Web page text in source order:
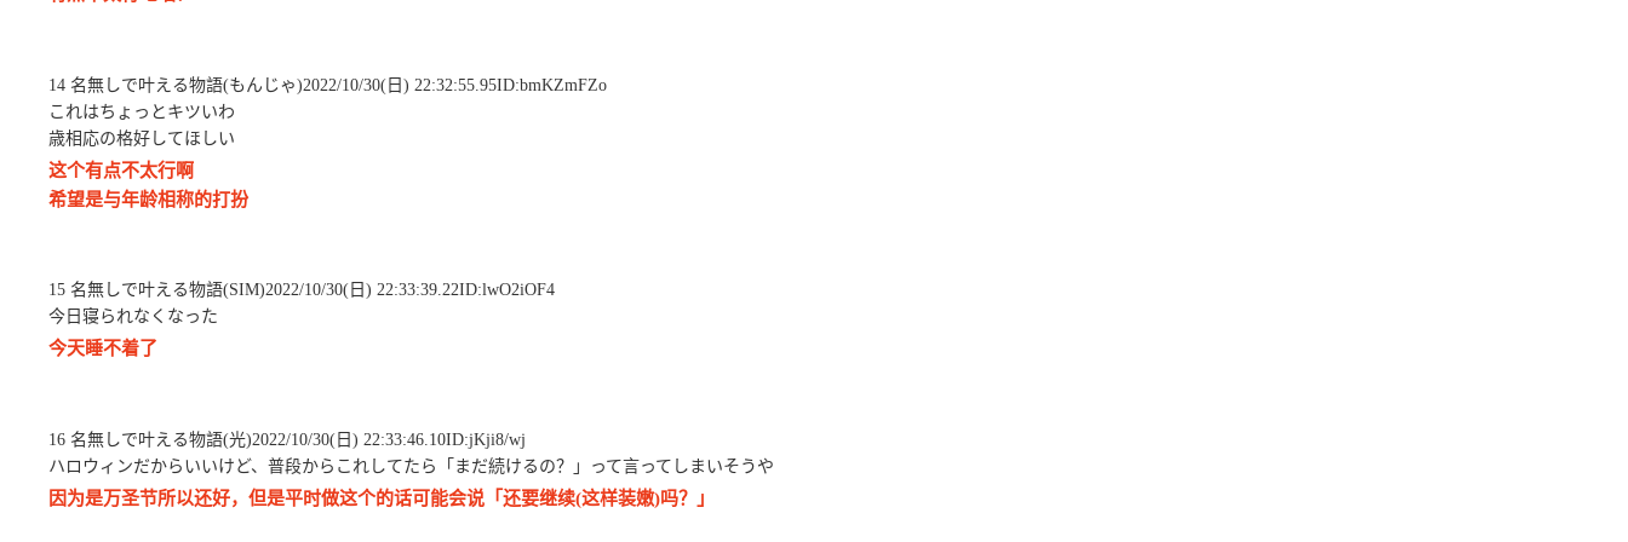
14 名無しで叶える物語(もんじゃ)2022/10/30(日) 22:32:55.95ID:bmKZmFZo
これはちょっとキツいわ
歳相応の格好してほしい
这个有点不太行啊
希望是与年龄相称的打扮
15 名無しで叶える物語(SIM)2022/10/30(日) 22:33:39.22ID:lwO2iOF4
今日寝られなくなった
今天睡不着了
16 名無しで叶える物語(光)2022/10/30(日) 22:33:46.10ID:jKji8/wj
ハロウィンだからいいけど、普段からこれしてたら「まだ続けるの？」って言ってしまいそうや
因为是万圣节所以还好，但是平时做这个的话可能会说「还要继续(这样装嫩)吗？」